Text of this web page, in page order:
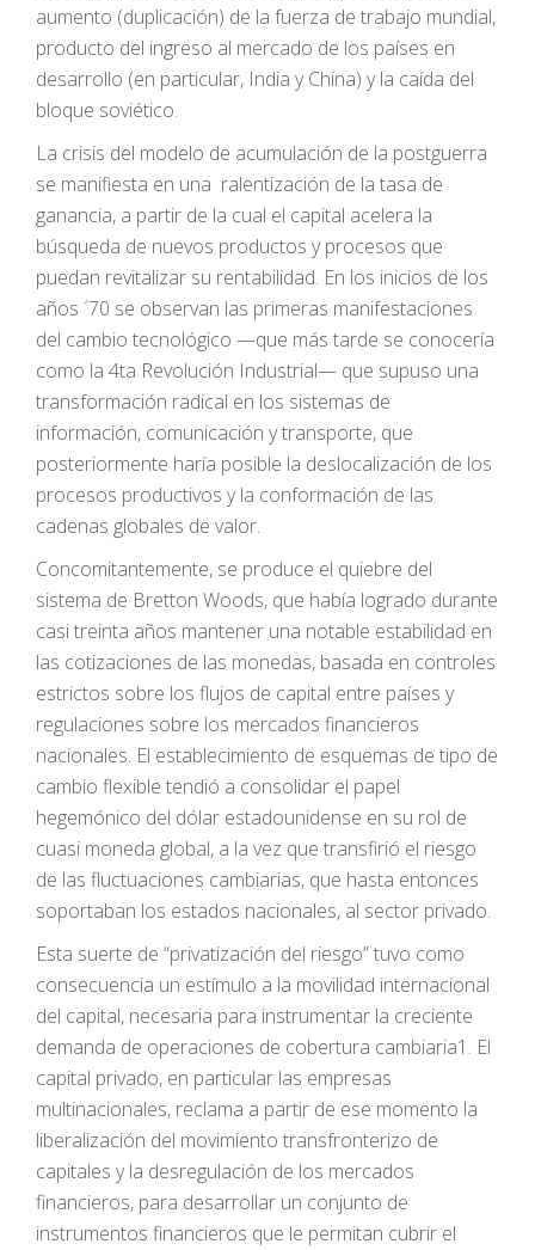
aumento (duplicación) de la fuerza de trabajo mundial,
producto del ingreso al mercado de los países en
desarrollo (en particular, India y China) y la caída del
bloque soviético.
La crisis del modelo de acumulación de la postguerra
se manifiesta en una ralentización de la tasa de
ganancia, a partir de la cual el capital acelera la
búsqueda de nuevos productos y procesos que
puedan revitalizar su rentabilidad. En los inicios de los
años ´70 se observan las primeras manifestaciones
del cambio tecnológico —que más tarde se conocería
como la 4ta Revolución Industrial— que supuso una
transformación radical en los sistemas de
información, comunicación y transporte, que
posteriormente haría posible la deslocalización de los
procesos productivos y la conformación de las
cadenas globales de valor.
Concomitantemente, se produce el quiebre del
sistema de Bretton Woods, que había logrado durante
casi treinta años mantener una notable estabilidad en
las cotizaciones de las monedas, basada en controles
estrictos sobre los flujos de capital entre países y
regulaciones sobre los mercados financieros
nacionales. El establecimiento de esquemas de tipo de
cambio flexible tendió a consolidar el papel
hegemónico del dólar estadounidense en su rol de
cuasi moneda global, a la vez que transfirió el riesgo
de las fluctuaciones cambiarias, que hasta entonces
soportaban los estados nacionales, al sector privado.
Esta suerte de “privatización del riesgo” tuvo como
consecuencia un estímulo a la movilidad internacional
del capital, necesaria para instrumentar la creciente
demanda de operaciones de cobertura cambiaria1. El
capital privado, en particular las empresas
multinacionales, reclama a partir de ese momento la
liberalización del movimiento transfronterizo de
capitales y la desregulación de los mercados
financieros, para desarrollar un conjunto de
instrumentos financieros que le permitan cubrir el